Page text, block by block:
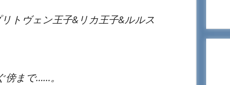
トヴェン王子&リカ王子&ルルス
まで……。